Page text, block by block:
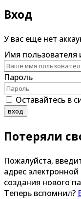
Вход
У вас еще нет
Имя пользователя
Пароль
Оставайтесь в
вход
Потеряли
Пожалуйста,
адрес
создания нового
Теперь вспомнил?